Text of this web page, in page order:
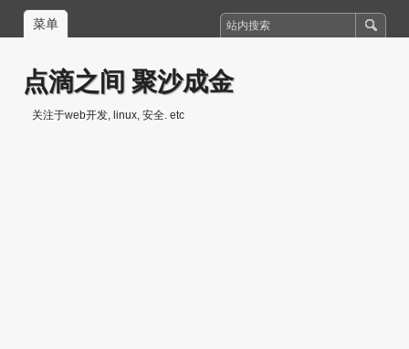
菜单
点滴之间 聚沙成金
关注于web开发, linux, 安全. etc